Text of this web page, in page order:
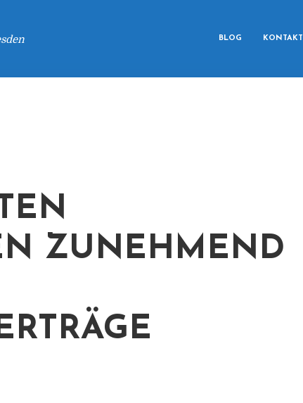
BLOG KONTAKT
ZUNEHMEND